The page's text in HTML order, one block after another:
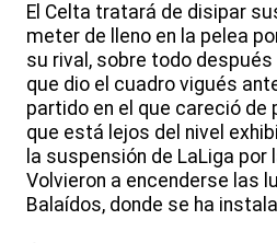
El Celta tratará de disipar
meter de lleno en la pelea
su rival, sobre todo
que dio el cuadro vigués
partido en el que careció de
que está lejos del nivel
la suspensión de LaLiga
Volvieron a encenderse las
Balaídos, donde se ha